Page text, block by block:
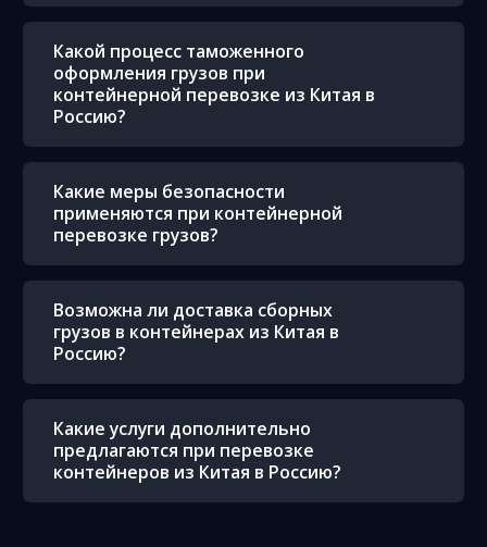
Какой процесс таможенного
оформления грузов при
контейнерной перевозке из Китая в
Россию?
Какие меры безопасности
применяются при контейнерной
перевозке грузов?
Возможна ли доставка сборных
грузов в контейнерах из Китая в
Россию?
Какие услуги дополнительно
предлагаются при перевозке
контейнеров из Китая в Россию?